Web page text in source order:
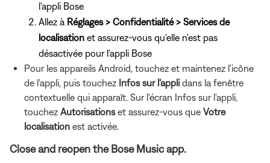
l'appli Bose
Allez à Réglages > Confidentialité > Services de
localisation et assurez-vous qu'elle n'est pas
désactivée pour l'appli Bose
Pour les appareils Android, touchez et maintenez l'icône
de l'appli, puis touchez Infos sur l'appli dans la fenêtre
contextuelle qui apparaît. Sur l'écran Infos sur l'appli,
touchez Autorisationset assurez-vous que Votre
localisation est activée.
Close and reopen the Bose Music app.